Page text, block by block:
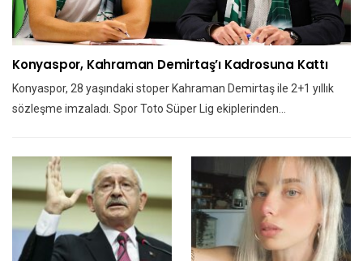
Konyaspor, Kahraman Demirtaş’ı Kadrosuna Kattı
Konyaspor, 28 yaşındaki stoper Kahraman Demirtaş ile 2+1 yıllık
sözleşme imzaladı. Spor Toto Süper Lig ekiplerinden…